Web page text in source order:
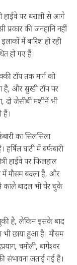
हाईवे पर धराली से आगे
की जनहानि नहीं
में बारिश हो रही
हो गए हैं।
टॉप तक मार्ग को
है, और सुखी टॉप पर
जेसीबी मशीनें भी
हैं।
का सिलसिला
घाटी में बर्फबारी
हाईवे पर फिलहाल
में मौसम बदला है, और
काले बादल भी घेर चुके
है, लेकिन इसके बाद
भी छाया हुआ है। मौसम
चमोली, बागेश्वर
संभावना जताई गई है।